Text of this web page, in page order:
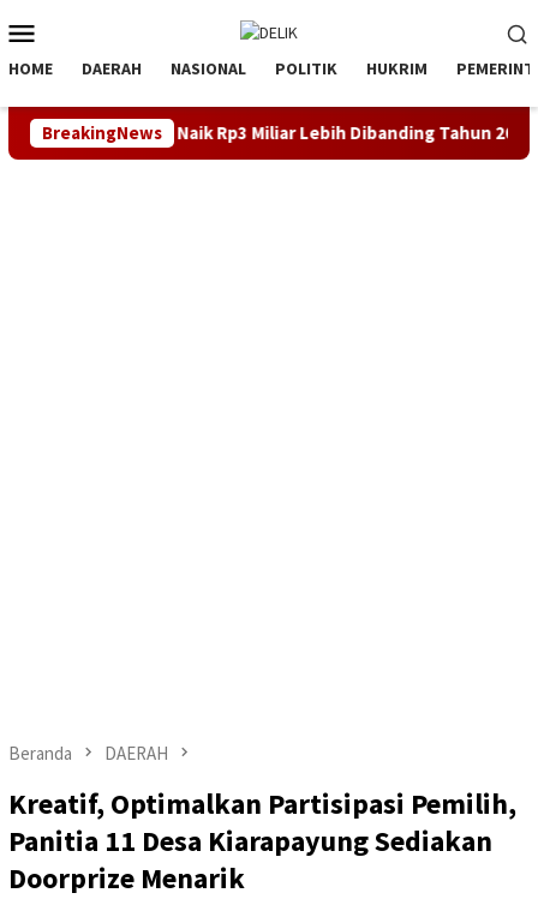
ke
kontenMobile
HOME DAERAH NASIONAL POLITIK HUKRIM
BreakingNews
Tarum, Naik Rp3 Miliar Lebih Dibanding Tahun 2024
Beranda DAERAH
Kreatif, Optimalkan Partisipasi Pemilih,
Panitia 11 Desa Kiarapayung Sediakan
Doorprize Menarik